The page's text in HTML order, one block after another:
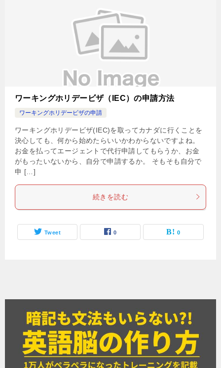
ワーキングホリデービザ（IEC）の申請方法
ワーキングホリデービザの申請
ワーキングホリデービザ(IEC)を取ってカナダに行くことを
決心しても、何から始めたらいいかわからないですよね。
お金を払ってエージェントで代行申請してもらうか、お金
がもったいないから、自分で申請するか。 そもそも自分で
申 […]
続きを読む
Tweet 0 0